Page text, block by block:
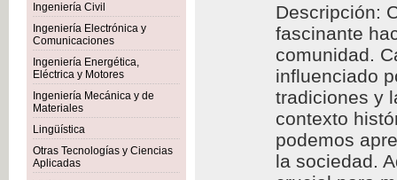
Ingeniería Civil
Ingeniería Electrónica y
Comunicaciones
Ingeniería Energética,
Eléctrica y Motores
Ingeniería Mecánica y de
Materiales
Lingüística
Otras Tecnologías y Ciencias
Aplicadas
Descripción:
fascinante
comunidad.
influenciado
tradiciones y
contexto
podemos
la sociedad.